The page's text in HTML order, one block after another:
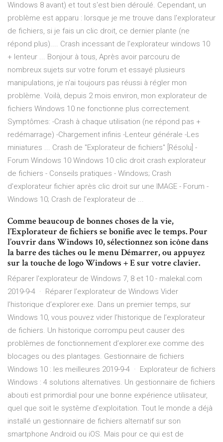
Windows 8 avant) et tout s'est bien déroulé. Cependant, un
problème est apparu : lorsque je me trouve dans l'explorateur
de fichiers, si je fais un clic droit, ce dernier plante (ne
répond plus).... Crash incessant de l'explorateur windows 10
+ lenteur ... Bonjour à tous, Après avoir parcouru de
nombreux sujets sur votre forum et essayé plusieurs
manipulations, je n'ai toujours pas réussi à régler mon
problème. Voilà, depuis 2 mois environ, mon explorateur de
fichiers Windows 10 ne fonctionne plus correctement.
Symptômes: -Crash à chaque utilisation (ne répond pas +
redémarrage) -Chargement infinis -Lenteur générale -Les
miniatures ... Crash de "Explorateur de fichiers" [Résolu] -
Forum Windows 10 Windows 10 clic droit crash explorateur
de fichiers - Conseils pratiques - Windows; Crash
d'explorateur fichier après clic droit sur une IMAGE - Forum -
Windows 10; Crash de l'explorateur de ...
Comme beaucoup de bonnes choses de la vie,
l’Explorateur de fichiers se bonifie avec le temps. Pour
l’ouvrir dans Windows 10, sélectionnez son icône dans
la barre des tâches ou le menu Démarrer, ou appuyez
sur la touche de logo Windows + E sur votre clavier.
Réparer l'explorateur de Windows 7, 8 et 10 - malekal.com
2019-9-4 · Réparer l’explorateur de Windows Vider
l’historique d’explorer.exe. Dans un premier temps, sur
Windows 10, vous pouvez vider l’historique de l’explorateur
de fichiers. Un historique corrompu peut causer des
problèmes de fonctionnement d’explorer.exe comme des
blocages ou des plantages. Gestionnaire de fichiers
Windows 10 : les meilleures 2019-9-4 · Explorateur de fichiers
Windows : 4 solutions alternatives. Un gestionnaire de fichiers
abouti est primordial pour une bonne expérience utilisateur,
quel que soit le système d’exploitation. Tout le monde a déjà
installé un gestionnaire de fichiers alternatif sur son
smartphone Android ou iOS. Mais pour ce qui est de